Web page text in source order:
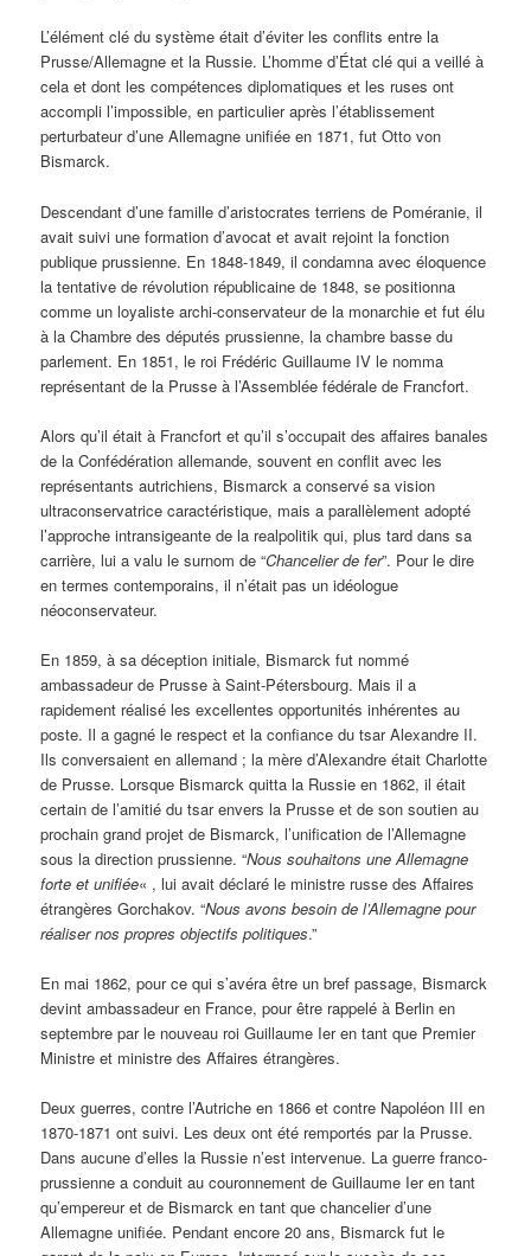
L’élément clé du système était d’éviter les conflits entre la
Prusse/Allemagne et la Russie. L’homme d’État clé qui a veillé à
cela et dont les compétences diplomatiques et les ruses ont
accompli l’impossible, en particulier après l’établissement
perturbateur d’une Allemagne unifiée en 1871, fut Otto von
Bismarck.
Descendant d’une famille d’aristocrates terriens de Poméranie, il
avait suivi une formation d’avocat et avait rejoint la fonction
publique prussienne. En 1848-1849, il condamna avec éloquence
la tentative de révolution républicaine de 1848, se positionna
comme un loyaliste archi-conservateur de la monarchie et fut élu
à la Chambre des députés prussienne, la chambre basse du
parlement. En 1851, le roi Frédéric Guillaume IV le nomma
représentant de la Prusse à l’Assemblée fédérale de Francfort.
Alors qu’il était à Francfort et qu’il s’occupait des affaires banales
de la Confédération allemande, souvent en conflit avec les
représentants autrichiens, Bismarck a conservé sa vision
ultraconservatrice caractéristique, mais a parallèlement adopté
l’approche intransigeante de la realpolitik qui, plus tard dans sa
carrière, lui a valu le surnom de “Chancelier de fer”. Pour le dire
en termes contemporains, il n’était pas un idéologue
néoconservateur.
En 1859, à sa déception initiale, Bismarck fut nommé
ambassadeur de Prusse à Saint-Pétersbourg. Mais il a
rapidement réalisé les excellentes opportunités inhérentes au
poste. Il a gagné le respect et la confiance du tsar Alexandre II.
Ils conversaient en allemand ; la mère d’Alexandre était Charlotte
de Prusse. Lorsque Bismarck quitta la Russie en 1862, il était
certain de l’amitié du tsar envers la Prusse et de son soutien au
prochain grand projet de Bismarck, l’unification de l’Allemagne
sous la direction prussienne. “Nous souhaitons une Allemagne
forte et unifiée« , lui avait déclaré le ministre russe des Affaires
étrangères Gorchakov. “Nous avons besoin de l’Allemagne pour
réaliser nos propres objectifs politiques.”
En mai 1862, pour ce qui s’avéra être un bref passage, Bismarck
devint ambassadeur en France, pour être rappelé à Berlin en
septembre par le nouveau roi Guillaume Ier en tant que Premier
Ministre et ministre des Affaires étrangères.
Deux guerres, contre l’Autriche en 1866 et contre Napoléon III en
1870-1871 ont suivi. Les deux ont été remportés par la Prusse.
Dans aucune d’elles la Russie n’est intervenue. La guerre franco-
prussienne a conduit au couronnement de Guillaume Ier en tant
qu’empereur et de Bismarck en tant que chancelier d’une
Allemagne unifiée. Pendant encore 20 ans, Bismarck fut le